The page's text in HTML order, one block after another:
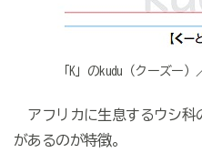
「K」のkudu（クーズー
アフリカに生息するウシ科
があるのが特徴。